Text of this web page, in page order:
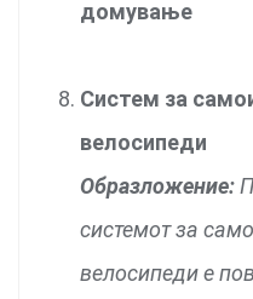
домување
Систем за
велосипеди
Образложение:
системот за
велосипеди е